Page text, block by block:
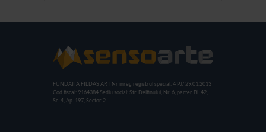
FUNDATIA FILDAS ART Nr inreg registrul special: 4 PJ/ 29.01.2013
Cod fiscal: 9164384 Sediu social: Str. Delfinului, Nr. 6, parter Bl. 42,
Sc. 4, Ap. 197, Sector 2